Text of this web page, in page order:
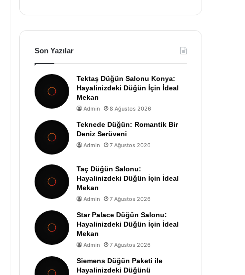
Son Yazılar
Tektaş Düğün Salonu Konya:
Hayalinizdeki Düğün İçin İdeal
Mekan
Admin 8 Ağustos 2026
Teknede Düğün: Romantik Bir
Deniz Serüveni
Admin 7 Ağustos 2026
Taç Düğün Salonu:
Hayalinizdeki Düğün İçin İdeal
Mekan
Admin 7 Ağustos 2026
Star Palace Düğün Salonu:
Hayalinizdeki Düğün İçin İdeal
Mekan
Admin 7 Ağustos 2026
Siemens Düğün Paketi ile
Hayalinizdeki Düğünü